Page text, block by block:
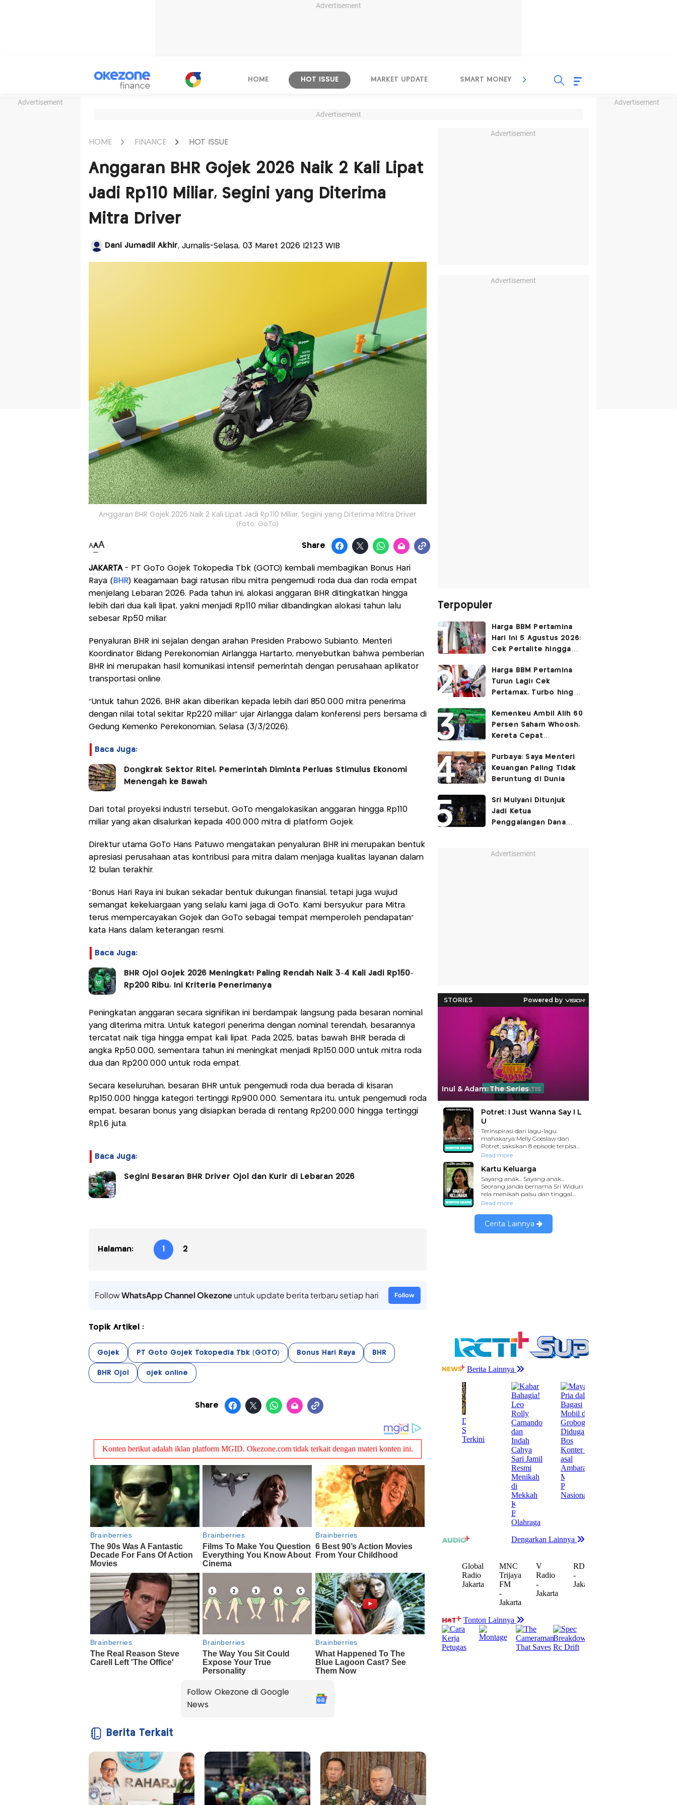
Advertisement
Advertisement Advertisement
HOME HOT ISSUE MARKET UPDATE SMART MONEY INSPIRASI BISNIS
Advertisement
HOME FINANCE HOT ISSUE
Anggaran BHR Gojek 2026 Naik 2 Kali Lipat
Jadi Rp110 Miliar, Segini yang Diterima
Mitra Driver
Dani Jumadil Akhir, Jurnalis-Selasa, 03 Maret 2026 |21:23 WIB
Anggaran BHR Gojek 2026 Naik 2 Kali Lipat Jadi Rp110 Miliar, Segini yang Diterima Mitra Driver
(Foto: GoTo)
AAA Share
JAKARTA- PT GoTo Gojek Tokopedia Tbk (GOTO) kembali membagikan Bonus Hari
Raya ( BHR) Keagamaan bagi ratusan ribu mitra pengemudi roda dua dan roda empat
menjelang Lebaran 2026. Pada tahun ini, alokasi anggaran BHR ditingkatkan hingga
lebih dari dua kali lipat, yakni menjadi Rp110 miliar dibandingkan alokasi tahun lalu
sebesar Rp50 miliar.
Penyaluran BHR ini sejalan dengan arahan Presiden Prabowo Subianto. Menteri
Koordinator Bidang Perekonomian Airlangga Hartarto, menyebutkan bahwa pemberian
BHR ini merupakan hasil komunikasi intensif pemerintah dengan perusahaan aplikator
transportasi online.
“Untuk tahun 2026, BHR akan diberikan kepada lebih dari 850.000 mitra penerima
dengan nilai total sekitar Rp220 miliar” ujar Airlangga dalam konferensi pers bersama di
Gedung Kemenko Perekonomian, Selasa (3/3/2026).
Baca Juga:
Dongkrak Sektor Ritel, Pemerintah Diminta Perluas Stimulus Ekonomi
Menengah ke Bawah
Dari total proyeksi industri tersebut, GoTo mengalokasikan anggaran hingga Rp110
miliar yang akan disalurkan kepada 400.000 mitra di platform Gojek.
Direktur utama GoTo Hans Patuwo mengatakan penyaluran BHR ini merupakan bentuk
apresiasi perusahaan atas kontribusi para mitra dalam menjaga kualitas layanan dalam
12 bulan terakhir.
“Bonus Hari Raya ini bukan sekadar bentuk dukungan finansial, tetapi juga wujud
semangat kekeluargaan yang selalu kami jaga di GoTo. Kami bersyukur para Mitra
terus mempercayakan Gojek dan GoTo sebagai tempat memperoleh pendapatan”
kata Hans dalam keterangan resmi.
Baca Juga:
BHR Ojol Gojek 2026 Meningkat! Paling Rendah Naik 3-4 Kali Jadi Rp150-
Rp200 Ribu, Ini Kriteria Penerimanya
Peningkatan anggaran secara signifikan ini berdampak langsung pada besaran nominal
yang diterima mitra. Untuk kategori penerima dengan nominal terendah, besarannya
tercatat naik tiga hingga empat kali lipat. Pada 2025, batas bawah BHR berada di
angka Rp50.000, sementara tahun ini meningkat menjadi Rp150.000 untuk mitra roda
dua dan Rp200.000 untuk roda empat.
Secara keseluruhan, besaran BHR untuk pengemudi roda dua berada di kisaran
Rp150.000 hingga kategori tertinggi Rp900.000. Sementara itu, untuk pengemudi roda
empat, besaran bonus yang disiapkan berada di rentang Rp200.000 hingga tertinggi
Rp1,6 juta.
Baca Juga:
Segini Besaran BHR Driver Ojol dan Kurir di Lebaran 2026
Halaman: 1 2
FollowWhatsApp Channel Okezoneuntuk update berita terbaru setiap hari Follow
Topik Artikel :
Gojek PT Goto Gojek Tokopedia Tbk (GOTO) Bonus Hari Raya BHR
BHR Ojol ojek online
Share
Follow Okezone di Google
News
Berita Terkait
Advertisement
Advertisement
Terpopuler
Harga BBM Pertamina
Hari Ini 5 Agustus 2026:
Cek Pertalite hingga
Turun
Harga BBM Pertamina
Turun Lagi! Cek
Pertamax, Turbo hingga
Agustus 2026
Kemenkeu Ambil Alih 60
Persen Saham Whoosh,
Kereta Cepat
Surabaya
Purbaya: Saya Menteri
Keuangan Paling Tidak
Beruntung di Dunia
Sri Mulyani Ditunjuk
Jadi Ketua
Penggalangan Dana
Advertisement